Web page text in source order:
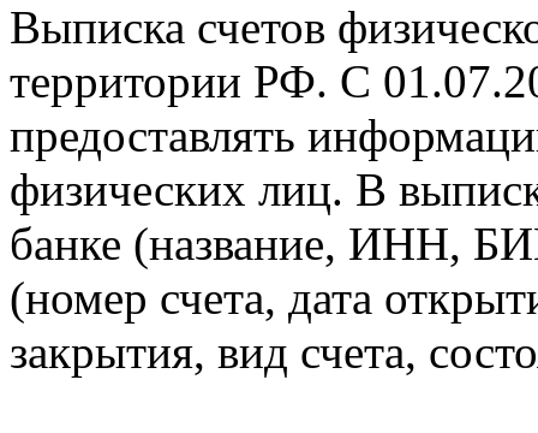
Выписка счетов
территории РФ. С
предоставлять
физических лиц. В
банке (название, ИНН,
(номер счета, дата
закрытия, вид счета,